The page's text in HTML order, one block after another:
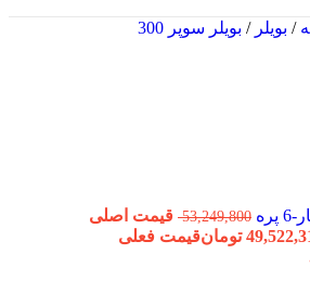
/ بویلر/ بویلر سوپر 300
53,249,800 قیمت اصلی
تومانقیمت فعلی